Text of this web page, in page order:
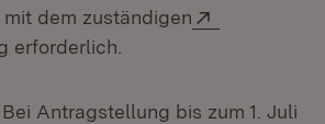
dem zuständigen
erforderlich.
Antragstellung bis zum 1. Juli